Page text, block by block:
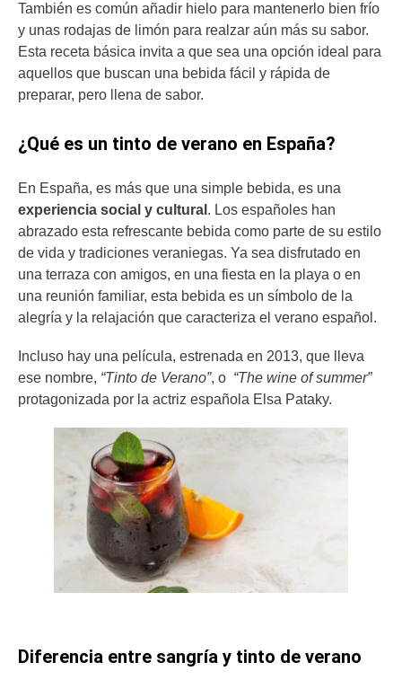
También es común añadir hielo para mantenerlo bien frío
y unas rodajas de limón para realzar aún más su sabor.
Esta receta básica invita a que sea una opción ideal para
aquellos que buscan una bebida fácil y rápida de
preparar, pero llena de sabor.
¿Qué es un tinto de verano en España?
En España, es más que una simple bebida, es una
experiencia social y cultural . Los españoles han
abrazado esta refrescante bebida como parte de su estilo
de vida y tradiciones veraniegas. Ya sea disfrutado en
una terraza con amigos, en una fiesta en la playa o en
una reunión familiar, esta bebida es un símbolo de la
alegría y la relajación que caracteriza el verano español.
Incluso hay una película, estrenada en 2013, que lleva
ese nombre, “Tinto de Verano”, o “The wine of summer”
protagonizada por la actriz española Elsa Pataky.
Diferencia entre sangría y tinto de verano